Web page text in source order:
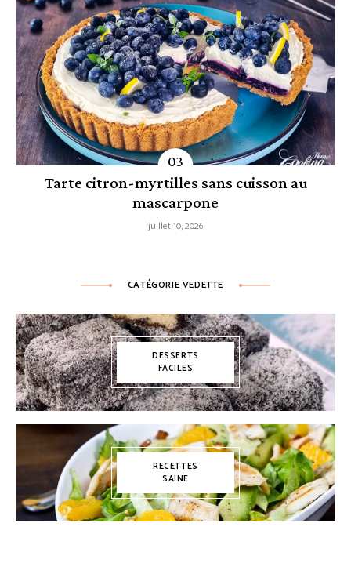
Tarte citron-myrtilles sans cuisson au
mascarpone
juillet 10, 2026
CATÉGORIE VEDETTE
DESSERTS
FACILES
RECETTES
SAINE